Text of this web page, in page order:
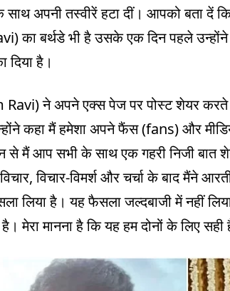
अपनी तस्वीरें हटा दीं। आपको बता दें
का बर्थडे भी है उसके एक दिन पहले
दिया है।
Ravi) ने अपने एक्स पेज पर पोस्ट शेयर
कहा मैं हमेशा अपने फैंस (fans) और
से मैं आप सभी के साथ एक गहरी निजी बात
विचार-विमर्श और चर्चा के बाद मैंने
लिया है। यह फैसला जल्दबाजी में नहीं
मेरा मानना ​​है कि यह हम दोनों के लिए सही